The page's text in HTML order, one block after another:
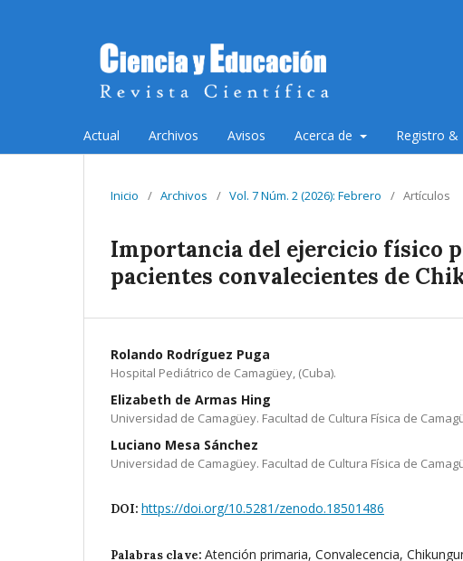
Actual Archivos Avisos Acerca de Registro &
Inicio / Archivos / Vol. 7 Núm. 2 (2026): Febrero / Artículos
Importancia del ejercicio físico
pacientes convalecientes de
Rolando Rodríguez Puga
Hospital Pediátrico de Camagüey, (Cuba).
Elizabeth de Armas Hing
Universidad de Camagüey. Facultad de Cultura Física de
Luciano Mesa Sánchez
Universidad de Camagüey. Facultad de Cultura Física de
DOI: https://doi.org/10.5281/zenodo.18501486
Palabras clave: Atención primaria, Convalecencia,